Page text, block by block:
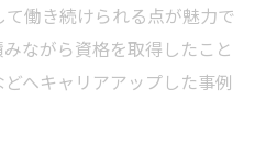
働き続けられる点が魅力で
ながら資格を取得したこと
へキャリアアップした事例